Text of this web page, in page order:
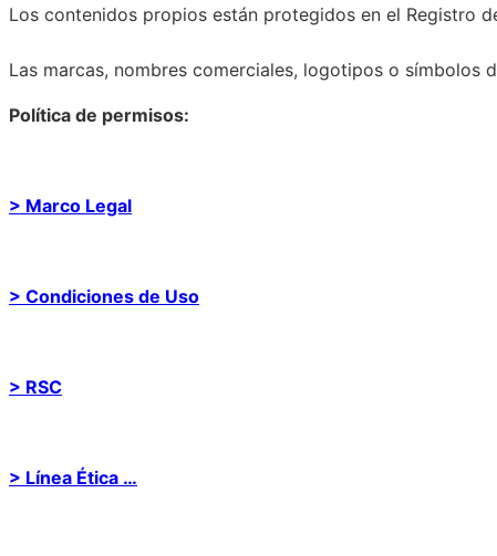
Los contenidos propios están protegidos en el Registro
Las marcas, nombres comerciales, logotipos o
Política de permisos:
> Marco Legal
> Condiciones de Uso
> RSC
> Línea Ética …